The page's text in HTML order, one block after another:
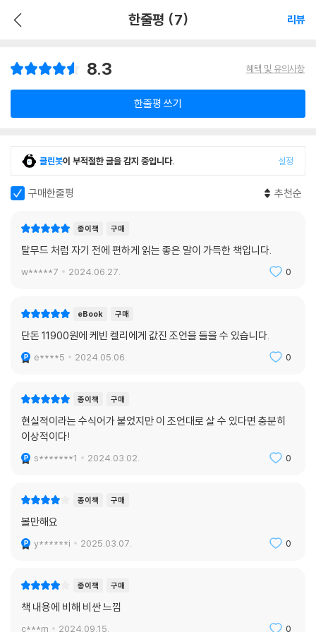
한줄평 (7) 리뷰
8.3 혜택 및 유의사항
한줄평 쓰기
클린봇이 부적절한 글을 감지 중입니다. 설정
구매한줄평 추천순
종이책 구매
탈무드 처럼 자기 전에 편하게 읽는 좋은 말이 가득한 책입니다.
w*****7 2024.06.27. 0
eBook 구매
단돈 11900원에 케빈 켈리에게 값진 조언을 들을 수 있습니다.
e****5 2024.05.06. 0
종이책 구매
현실적이라는 수식어가 붙었지만 이 조언대로 살 수 있다면 충분히
이상적이다!
s*******1 2024.03.02. 0
종이책 구매
볼만해요
y******i 2025.03.07. 0
종이책 구매
책 내용에 비해 비싼 느낌
c***m 2024.09.15. 0